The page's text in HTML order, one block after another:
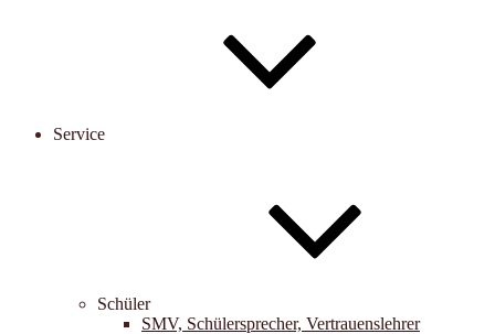
Service
Schüler
SMV, Schülersprecher, Vertrauenslehrer